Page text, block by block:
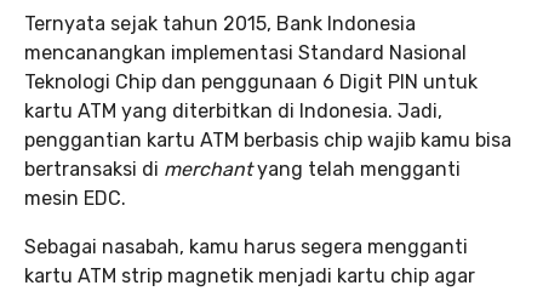
Ternyata sejak tahun 2015, Bank Indonesia
mencanangkan implementasi Standard Nasional
Teknologi Chip dan penggunaan 6 Digit PIN untuk
kartu ATM yang diterbitkan di Indonesia. Jadi,
penggantian kartu ATM berbasis chip wajib kamu bisa
bertransaksi di merchantyang telah mengganti
mesin EDC.
Sebagai nasabah, kamu harus segera mengganti
kartu ATM strip magnetik menjadi kartu chip agar